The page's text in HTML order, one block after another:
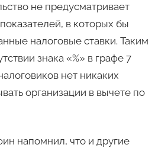
не предусматривает
в которых бы
налоговые ставки. Таким
знака «%» в графе 7
нет никаких
организации в вычете по
напомнил, что и другие